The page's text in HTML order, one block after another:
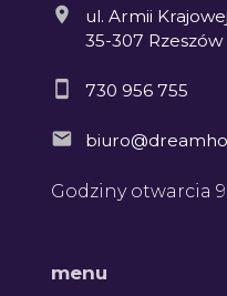
ul. Armii
35-307 Rzeszów
730 956 755
Godziny otwarcia
menu